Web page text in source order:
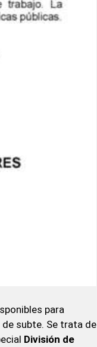
para
subte. Se trata de
División de